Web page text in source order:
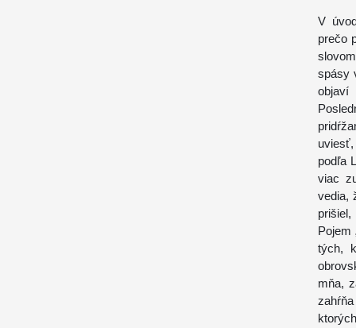
V
prečo
spásy
objaví
podľa
viac
vedia,
Pojem
tých,
mňa,